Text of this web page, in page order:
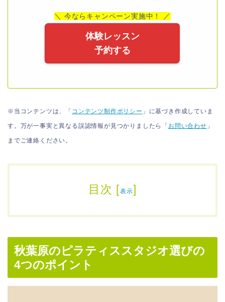
＼ 今ならキャンペーン実施中！ ／
体験レッスン
予約する
※当コンテンツは、「 コンテンツ制作ポリシー 」に基づき作成していま
す。万が一事実と異なる誤認情報が見つかりましたら「 お問い合わせ 」
までご連絡ください。
目次 [表示]
秋葉原のピラティススタジオ選びの
4つのポイント